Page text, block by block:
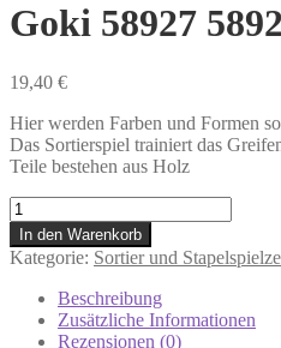
Goki 58927
19,40 €
Hier werden Farben und Formen
Das Sortierspiel trainiert das
Teile bestehen aus Holz
Goki
58927
58927-
Farben-
Formen
Sortierspiel
In den Warenkorb
Kategorie: Sortier und
Beschreibung
Zusätzliche Informationen
Rezensionen (0)